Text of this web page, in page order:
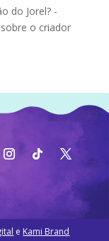
do Jorel? -
o criador
e Kami Brand